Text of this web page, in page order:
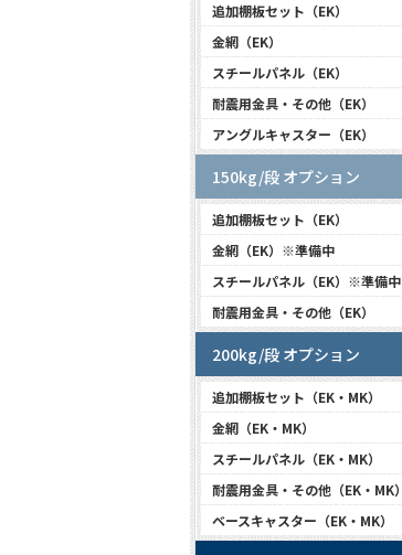
追加棚板セット（EK）
金網（EK）
スチールパネル（EK）
耐震用金具・その他（EK）
アングルキャスター（EK）
150kg/段 オプション
追加棚板セット（EK）
金網（EK）※準備中
スチールパネル（EK）※準備中
耐震用金具・その他（EK）
200kg/段 オプション
追加棚板セット（EK・MK）
金網（EK・MK）
スチールパネル（EK・MK）
耐震用金具・その他（EK・MK）
ベースキャスター（EK・MK）